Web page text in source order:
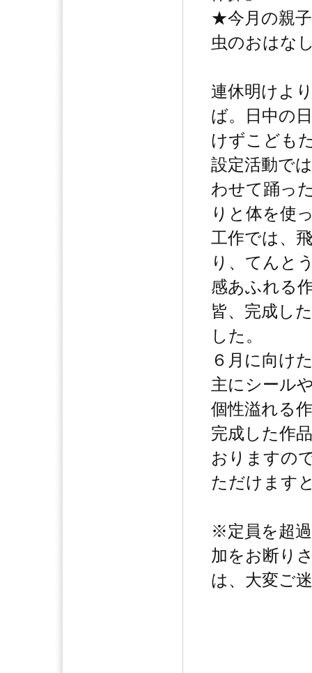
★今月の親
虫のおはな
連休明けよ
ば。日中の
けずこども
設定活動で
わせて踊っ
りと体を使
工作では、
り、てんと
感あふれる
皆、完成し
した。
６月に向け
主にシール
個性溢れる
完成した作
おりますの
ただけます
※定員を超
加をお断り
は、大変ご